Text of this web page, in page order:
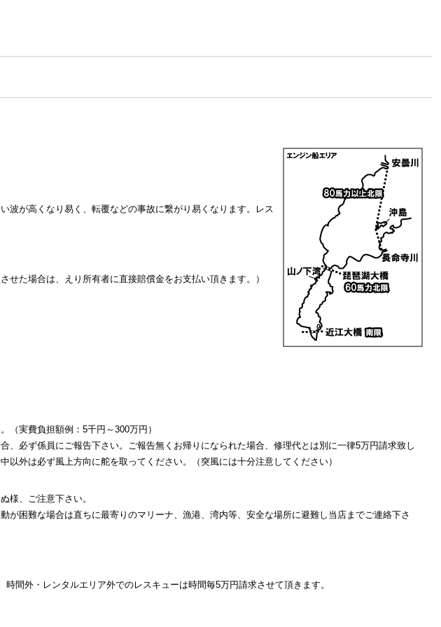
波が高くなり易く、転覆などの事故に繋がり易くなります。レス
せた場合は、えり所有者に直接賠償金をお支払い頂きます。）
（実費負担額例：5千円～300万円）
必ず係員にご報告下さい。ご報告無くお帰りになられた場合、修理代とは別に一律5万円請求致し
外は必ず風上方向に舵を取ってください。（突風には十分注意してください）
様、ご注意下さい。
困難な場合は直ちに最寄りのマリーナ、漁港、湾内等、安全な場所に避難し当店までご連絡下さ
間外・レンタルエリア外でのレスキューは時間毎5万円請求させて頂きます。